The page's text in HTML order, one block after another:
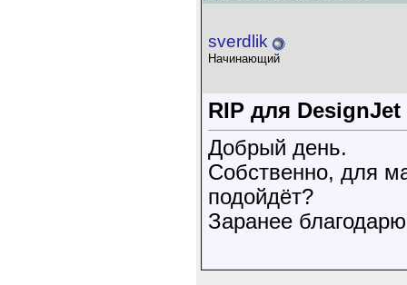
sverdlik
Начинающий
RIP для DesignJet
Добрый день.
Собственно, для
подойдёт?
Заранее